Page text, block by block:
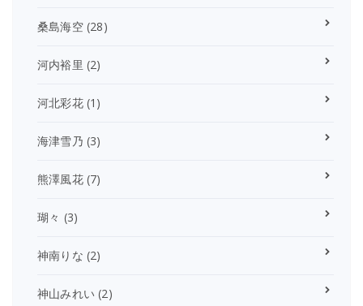
桑島海空(28)
河内裕里 (2)
河北彩花(1)
海津雪乃 (3)
熊澤風花(7)
瑚々 (3)
神南りな (2)
神山みれい (2)